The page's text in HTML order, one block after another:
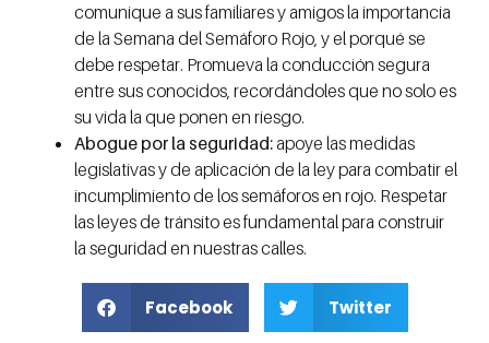
comunique a sus familiares y amigos la importancia
de la Semana del Semáforo Rojo, y el porqué se
debe respetar. Promueva la conducción segura
entre sus conocidos, recordándoles que no solo es
su vida la que ponen en riesgo.
Abogue por la seguridad:apoye las medidas
legislativas y de aplicación de la ley para combatir el
incumplimiento de los semáforos en rojo. Respetar
las leyes de tránsito es fundamental para construir
la seguridad en nuestras calles.
Facebook Twitter